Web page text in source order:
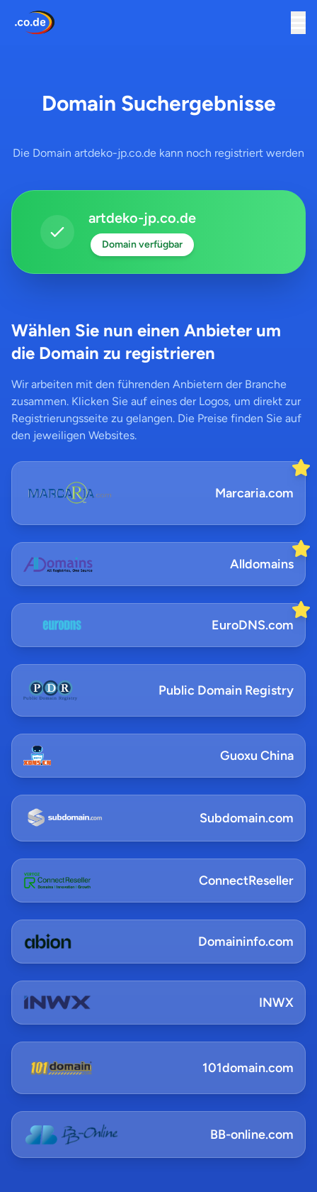
Domain Suchergebnisse
Die Domain artdeko-jp.co.de kann noch registriert werden
artdeko-jp.co.de
Domain verfügbar
Wählen Sie nun einen Anbieter um
die Domain zu registrieren
Wir arbeiten mit den führenden Anbietern der Branche
zusammen. Klicken Sie auf eines der Logos, um direkt zur
Registrierungsseite zu gelangen. Die Preise finden Sie auf
den jeweiligen Websites.
Marcaria.com
Alldomains
EuroDNS.com
Public Domain Registry
Guoxu China
Subdomain.com
ConnectReseller
Domaininfo.com
INWX
101domain.com
BB-online.com